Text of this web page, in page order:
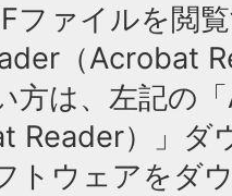
ファイルを閲
（Acrobat
方は、左記の
Reader）」ダ
トウェアをダ